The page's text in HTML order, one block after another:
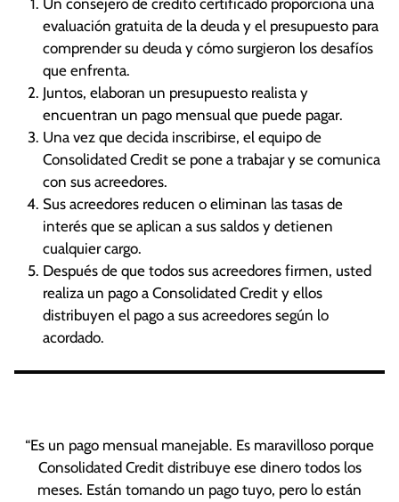
Un consejero de crédito certificado proporciona una
evaluación gratuita de la deuda y el presupuesto para
comprender su deuda y cómo surgieron los desafíos
que enfrenta.
Juntos, elaboran un presupuesto realista y
encuentran un pago mensual que puede pagar.
Una vez que decida inscribirse, el equipo de
Consolidated Credit se pone a trabajar y se comunica
con sus acreedores.
Sus acreedores reducen o eliminan las tasas de
interés que se aplican a sus saldos y detienen
cualquier cargo.
Después de que todos sus acreedores firmen, usted
realiza un pago a Consolidated Credit y ellos
distribuyen el pago a sus acreedores según lo
acordado.
“Es un pago mensual manejable. Es maravilloso porque
Consolidated Credit distribuye ese dinero todos los
meses. Están tomando un pago tuyo, pero lo están